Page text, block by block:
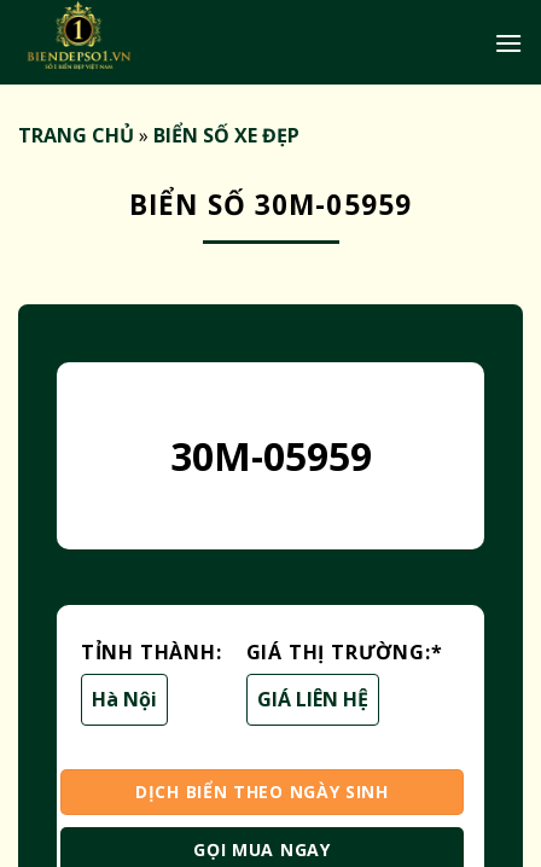
TRANG CHỦ » BIỂN SỐ XE ĐẸP
BIỂN SỐ 30M-05959
30M-05959
TỈNH THÀNH:
Hà Nội
GIÁ THỊ TRƯỜNG:*
GIÁ LIÊN HỆ
DỊCH BIỂN THEO NGÀY SINH
GỌI MUA NGAY